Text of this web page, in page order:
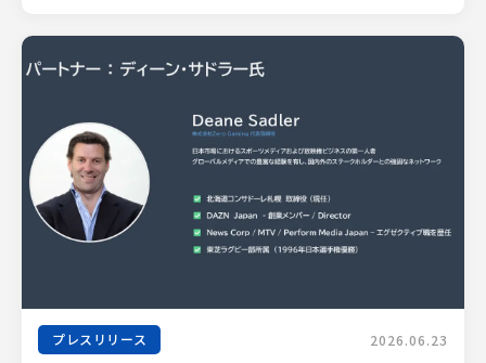
プレスリリース 2026.06.23